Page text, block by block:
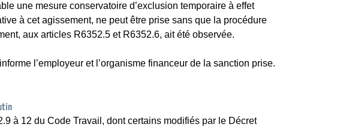
une mesure conservatoire d’exclusion temporaire à effet
à cet agissement, ne peut être prise sans que la procédure
aux articles R6352.5 et R6352.6, ait été observée.
l’employeur et l’organisme financeur de la sanction prise.
à 12 du Code Travail, dont certains modifiés par le Décret